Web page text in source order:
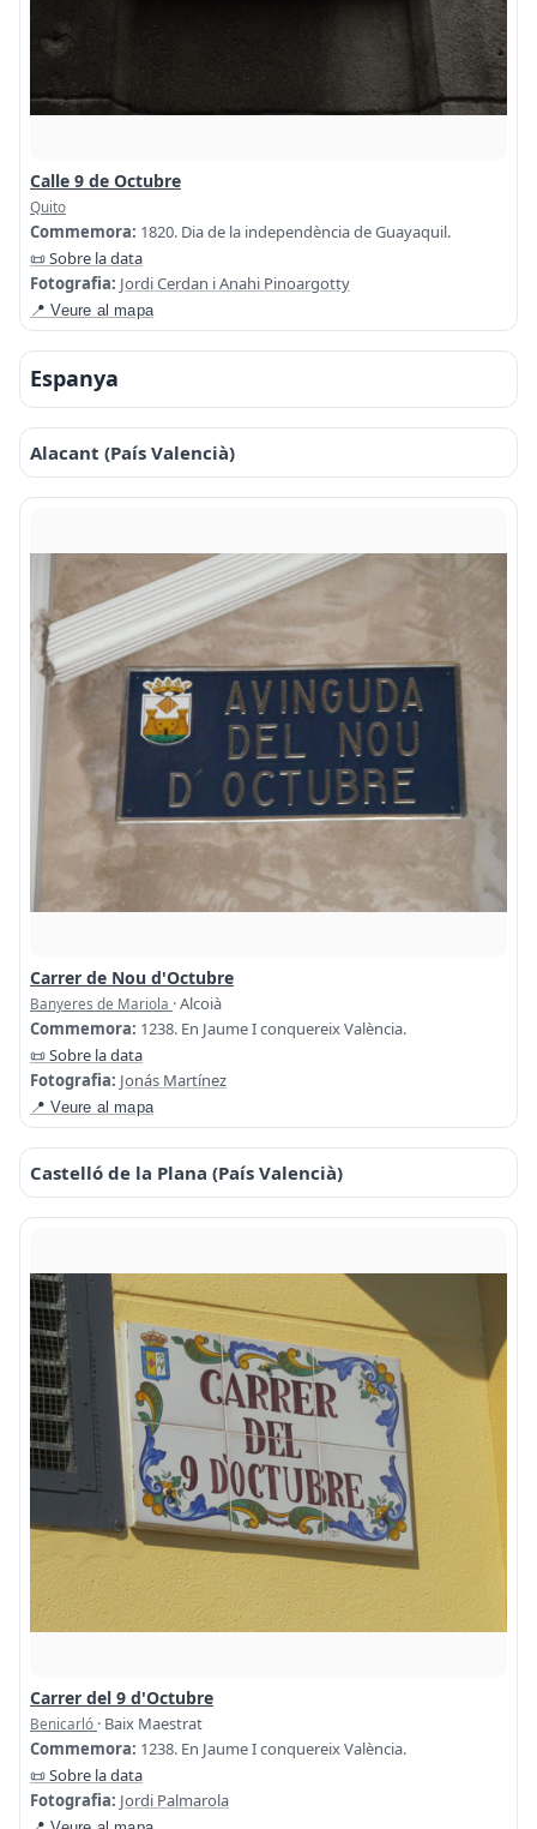
Calle 9 de Octubre
Quito
Commemora: 1820. Dia de la independència de Guayaquil.
📜 Sobre la data
Fotografia: Jordi Cerdan i Anahi Pinoargotty
📍 Veure al mapa
Espanya
Alacant (País Valencià)
Carrer de Nou d'Octubre
Banyeres de Mariola · Alcoià
Commemora: 1238. En Jaume I conquereix València.
📜 Sobre la data
Fotografia: Jonás Martínez
📍 Veure al mapa
Castelló de la Plana (País Valencià)
Carrer del 9 d'Octubre
Benicarló · Baix Maestrat
Commemora: 1238. En Jaume I conquereix València.
📜 Sobre la data
Fotografia: Jordi Palmarola